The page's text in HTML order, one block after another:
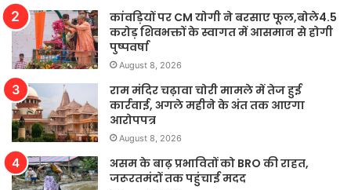
कांवड़ियों पर CM योगी ने बरसाए फूल,बोले4.5
करोड़ शिवभक्तों के स्वागत में आसमान से होगी
पुष्पवर्षा
August 8, 2026
राम मंदिर चढ़ावा चोरी मामले में तेज हुई
कार्रवाई, अगले महीने के अंत तक आएगा
आरोपपत्र
August 8, 2026
असम के बाढ़ प्रभावितों को BRO की राहत,
जरूरतमंदों तक पहुंचाई मदद